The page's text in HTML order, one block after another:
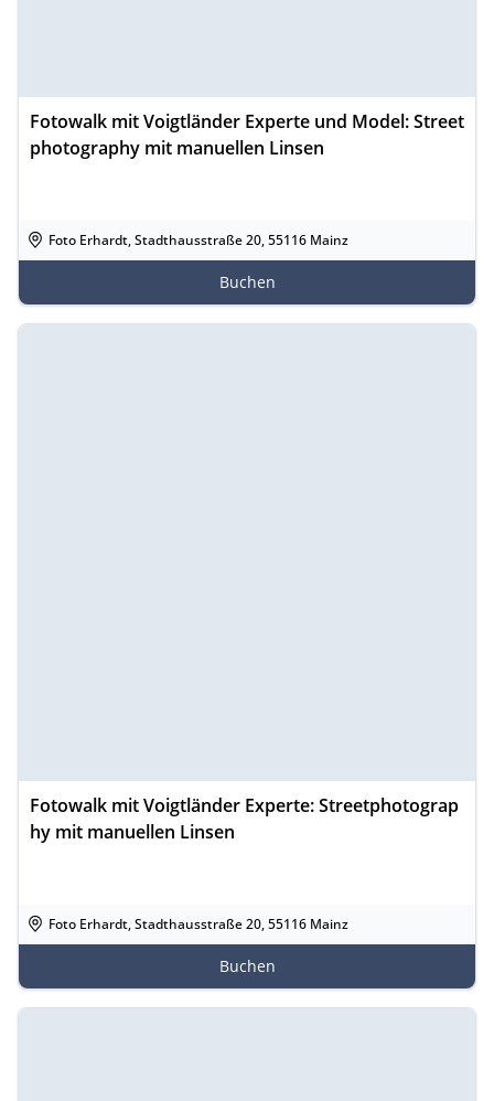
Fotowalk mit Voigtländer Experte und Model: Street
photography mit manuellen Linsen
Foto Erhardt, Stadthausstraße 20, 55116 Mainz
Buchen
Fotowalk mit Voigtländer Experte: Streetphotograp
hy mit manuellen Linsen
Foto Erhardt, Stadthausstraße 20, 55116 Mainz
Buchen